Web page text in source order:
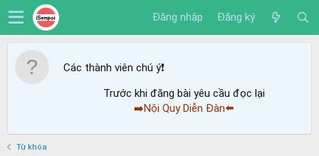
Đăng nhập Đăng ký
Các thành viên chú ý❗️
Trước khi đăng bài yêu cầu đọc lại
➡️Nội Quy Diễn Đàn⬅️
Từ khóa